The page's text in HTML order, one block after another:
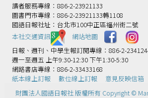
讀者服務專線：886-2-23921133
圖書門市專線：886-2-23921133轉1108
國語日報社址：台北市100中正區福州街二號
本社交通資訊️
網站地圖
日報、週刊、中學生報訂閱專線：886-2-
週一至週五 上午9:30-12:30 下午1:30-5:30
網路書店專線：886-2-33433168
紙本線上訂報
數位線上訂報
意見反映信箱
財團法人國語日報社 版權所有 Copyright ©